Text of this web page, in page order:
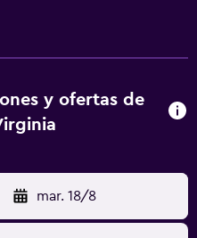
y ofertas de
mar. 18/8